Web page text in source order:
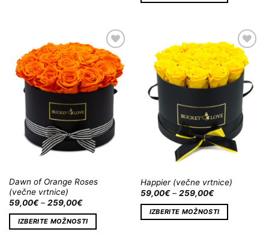
Dodaj
na
Wishlist
Dawn of Orange Roses
(večne vrtnice)
59,00€– 259,00€
IZBERITE MOŽNOSTI
Dodaj
na
Wishlist
Happier (večne vrtnice)
59,00€– 259,00€
IZBERITE MOŽNOSTI